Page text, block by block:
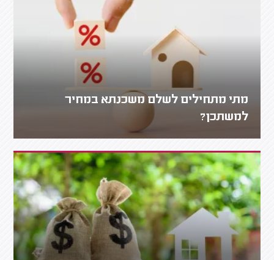
מתי מתחילים לשלם משכנתא במחיר
למשתכן?